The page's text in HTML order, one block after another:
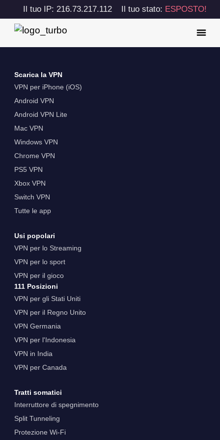
Il tuo IP: 216.73.217.112 Il tuo stato: ESPOSTO!
Scarica la VPN
VPN per iPhone (iOS)
Android VPN
Android VPN Lite
Mac VPN
Windows VPN
Chrome VPN
PS5 VPN
Xbox VPN
Switch VPN
Tutte le app
Usi popolari
VPN per lo Streaming
VPN per lo sport
VPN per il gioco
111 Posizioni
VPN per gli Stati Uniti
VPN per il Regno Unito
VPN Germania
VPN per l'Indonesia
VPN in India
VPN per Canada
Tratti somatici
Interruttore di spegnimento
Split Tunneling
Protezione Wi-Fi